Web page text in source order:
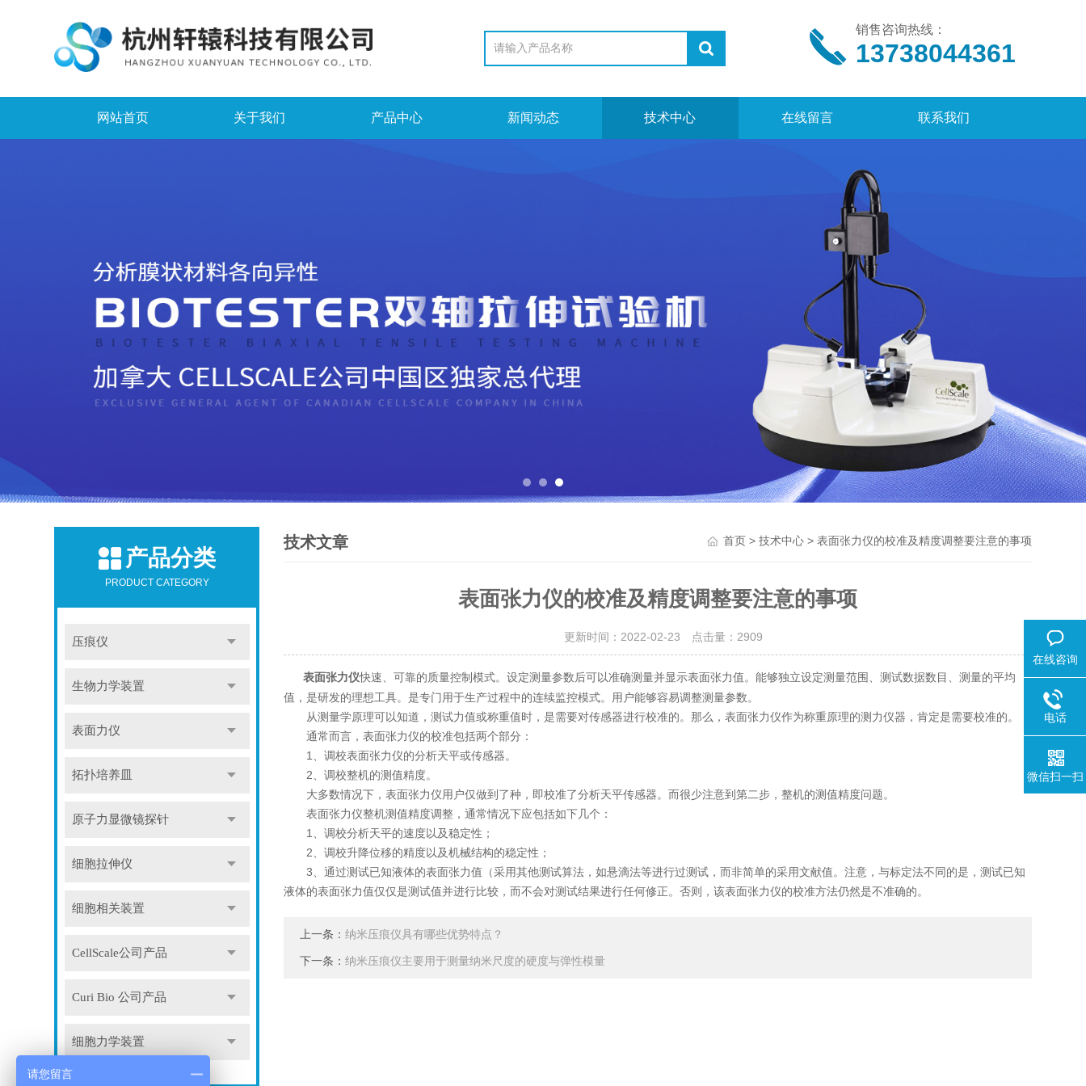
销售咨询热线：
13738044361
网站首页 关于我们 产品中心 新闻动态 技术中心 在线留言 联系我们
产品分类
PRODUCT CATEGORY
压痕仪
生物力学装置
表面力仪
拓扑培养皿
原子力显微镜探针
细胞拉伸仪
细胞相关装置
CellScale公司产品
Curi Bio 公司产品
细胞力学装置
技术文章 首页> 技术中心> 表面张力仪的校准及精度调整要注意的事项
表面张力仪的校准及精度调整要注意的事项
更新时间：2022-02-23 点击量： 2909
表面张力仪快速、可靠的质量控制模式。设定测量参数后可以准确测量并显示表面张力值。能够独立设定测量范围、测试数据数目、测量的平均
值，是研发的理想工具。是专门用于生产过程中的连续监控模式。用户能够容易调整测量参数。
从测量学原理可以知道，测试力值或称重值时，是需要对传感器进行校准的。那么，表面张力仪作为称重原理的测力仪器，肯定是需要校准的。
通常而言，表面张力仪的校准包括两个部分：
1、调校表面张力仪的分析天平或传感器。
2、调校整机的测值精度。
大多数情况下，表面张力仪用户仅做到了种，即校准了分析天平传感器。而很少注意到第二步，整机的测值精度问题。
表面张力仪整机测值精度调整，通常情况下应包括如下几个：
1、调校分析天平的速度以及稳定性；
2、调校升降位移的精度以及机械结构的稳定性；
3、通过测试已知液体的表面张力值（采用其他测试算法，如悬滴法等进行过测试，而非简单的采用文献值。注意，与标定法不同的是，测试已知
液体的表面张力值仅仅是测试值并进行比较，而不会对测试结果进行任何修正。否则，该表面张力仪的校准方法仍然是不准确的。
上一条：纳米压痕仪具有哪些优势特点？
下一条：纳米压痕仪主要用于测量纳米尺度的硬度与弹性模量
在线咨询
电话
微信扫一扫
请您留言